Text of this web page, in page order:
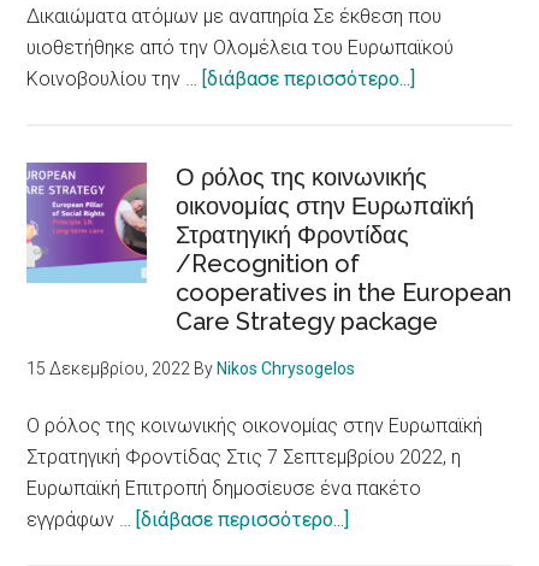
city
accessible
to
disabilities
Δικαιώματα ατόμων με αναπηρία Σε έκθεση που
υιοθετήθηκε από την Ολομέλεια του Ευρωπαϊκού
Κοινοβουλίου την … [διάβασε περισσότερο...]
νοοτροπίας
για
ατόμων
με
European
Parliament
adopts
Ο ρόλος της κοινωνικής
οικονομίας στην Ευρωπαϊκή
Στρατηγική Φροντίδας
/Recognition of
cooperatives in the European
Care Strategy package
15 Δεκεμβρίου, 2022 By Nikos Chrysogelos
Ο ρόλος της κοινωνικής οικονομίας στην Ευρωπαϊκή
Στρατηγική Φροντίδας Στις 7 Σεπτεμβρίου 2022, η
Ευρωπαϊκή Επιτροπή δημοσίευσε ένα πακέτο
εγγράφων … [διάβασε περισσότερο...]